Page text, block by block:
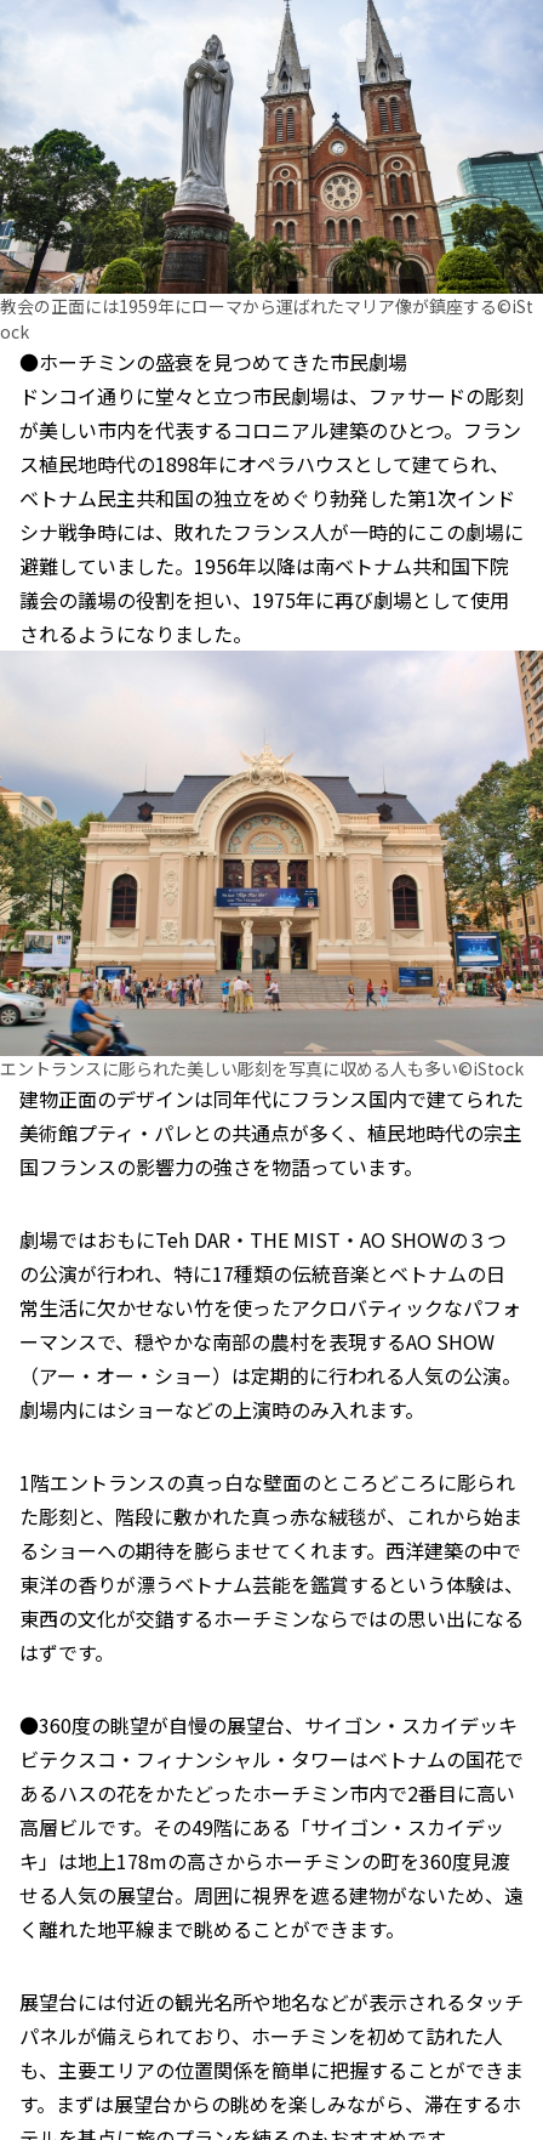
教会の正面には1959年にローマから運ばれたマリア像が鎮座する©iSt
ock
●ホーチミンの盛衰を見つめてきた市民劇場
ドンコイ通りに堂々と立つ市民劇場は、ファサードの彫刻
が美しい市内を代表するコロニアル建築のひとつ。フラン
ス植民地時代の1898年にオペラハウスとして建てられ、
ベトナム民主共和国の独立をめぐり勃発した第1次インド
シナ戦争時には、敗れたフランス人が一時的にこの劇場に
避難していました。1956年以降は南ベトナム共和国下院
議会の議場の役割を担い、1975年に再び劇場として使用
されるようになりました。
エントランスに彫られた美しい彫刻を写真に収める人も多い©iStock
建物正面のデザインは同年代にフランス国内で建てられた
美術館プティ・パレとの共通点が多く、植民地時代の宗主
国フランスの影響力の強さを物語っています。
劇場ではおもにTeh DAR・THE MIST・AO SHOWの３つ
の公演が行われ、特に17種類の伝統音楽とベトナムの日
常生活に欠かせない竹を使ったアクロバティックなパフォ
ーマンスで、穏やかな南部の農村を表現するAO SHOW
（アー・オー・ショー）は定期的に行われる人気の公演。
劇場内にはショーなどの上演時のみ入れます。
1階エントランスの真っ白な壁面のところどころに彫られ
た彫刻と、階段に敷かれた真っ赤な絨毯が、これから始ま
るショーへの期待を膨らませてくれます。西洋建築の中で
東洋の香りが漂うベトナム芸能を鑑賞するという体験は、
東西の文化が交錯するホーチミンならではの思い出になる
はずです。
●360度の眺望が自慢の展望台、サイゴン・スカイデッキ
ビテクスコ・フィナンシャル・タワーはベトナムの国花で
あるハスの花をかたどったホーチミン市内で2番目に高い
高層ビルです。その49階にある「サイゴン・スカイデッ
キ」は地上178mの高さからホーチミンの町を360度見渡
せる人気の展望台。周囲に視界を遮る建物がないため、遠
く離れた地平線まで眺めることができます。
展望台には付近の観光名所や地名などが表示されるタッチ
パネルが備えられており、ホーチミンを初めて訪れた人
も、主要エリアの位置関係を簡単に把握することができま
す。まずは展望台からの眺めを楽しみながら、滞在するホ